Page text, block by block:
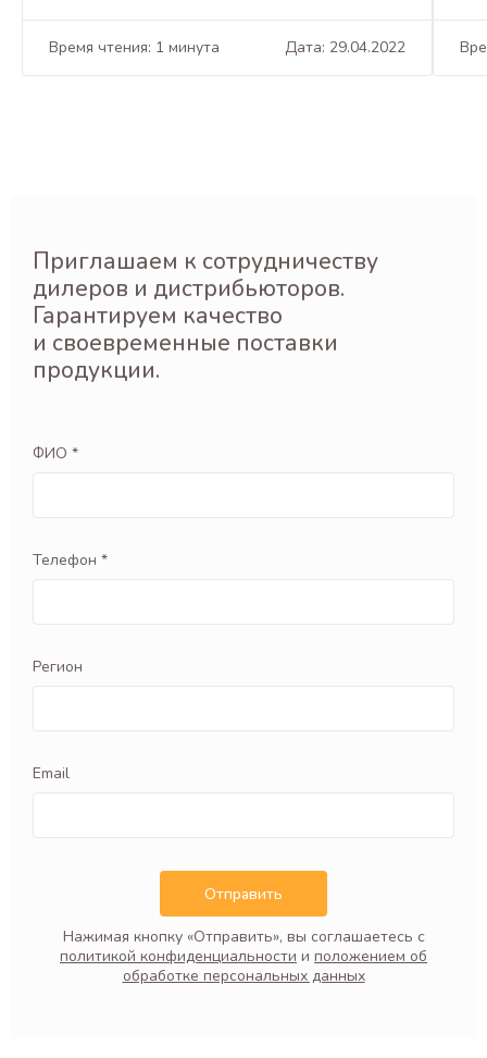
Время чтения: 1 минута Дата: 29.04.2022
Приглашаем к сотрудничеству
дилеров и дистрибьюторов.
Гарантируем качество
и своевременные поставки
продукции.
ФИО *
Телефон *
Регион
Email
Нажимая кнопку «Отправить», вы соглашаетесь с
политикой конфиденциальности и положением об
обработке персональных данных
Отправить